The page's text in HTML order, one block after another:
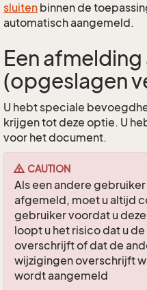
sluiten binnen de
automatisch aangemeld.
Een afmelding
(opgeslagen
U hebt speciale
krijgen tot deze optie. U
voor het document.
CAUTION
Als een andere
afgemeld, moet u altijd
gebruiker voordat u
loopt u het risico dat u
overschrijft of dat de
wijzigingen overschrijft
wordt aangemeld